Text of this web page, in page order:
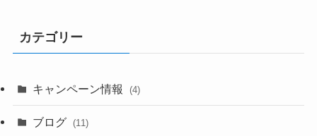
カテゴリー
キャンペーン情報 (4)
ブログ (11)